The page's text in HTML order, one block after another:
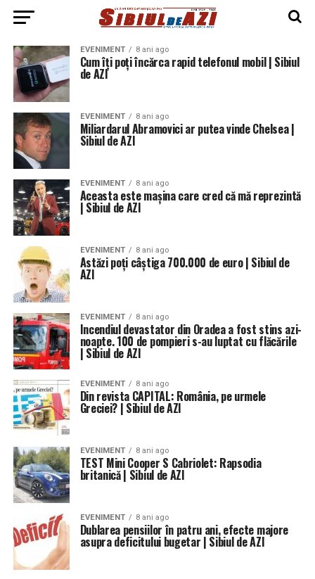
EVENIMENT 8 ani ago
Cum îți poți încărca rapid telefonul mobil | Sibiul
de AZI
EVENIMENT 8 ani ago
Miliardarul Abramovici ar putea vinde Chelsea |
Sibiul de AZI
EVENIMENT 8 ani ago
Aceasta este mașina care cred că mă reprezintă
| Sibiul de AZI
EVENIMENT 8 ani ago
Astăzi poți câștiga 700.000 de euro | Sibiul de
AZI
EVENIMENT 8 ani ago
Incendiul devastator din Oradea a fost stins azi-
noapte. 100 de pompieri s-au luptat cu flăcările
| Sibiul de AZI
EVENIMENT 8 ani ago
Din revista CAPITAL: România, pe urmele
Greciei? | Sibiul de AZI
EVENIMENT 8 ani ago
TEST Mini Cooper S Cabriolet: Rapsodia
britanică | Sibiul de AZI
EVENIMENT 8 ani ago
Dublarea pensiilor în patru ani, efecte majore
asupra deficitului bugetar | Sibiul de AZI